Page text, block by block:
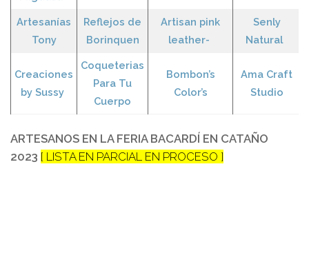
Artesanías
Tony
Reflejos de
Borinquen
Artisan pink
leather-
Senly
Natural
Creaciones
by Sussy
Coqueterias
Para Tu
Cuerpo
Bombon’s
Color’s
Ama Craft
Studio
ARTESANOS EN LA FERIA BACARDÍ EN CATAÑO
2023 [ LISTA EN PARCIAL EN PROCESO ]